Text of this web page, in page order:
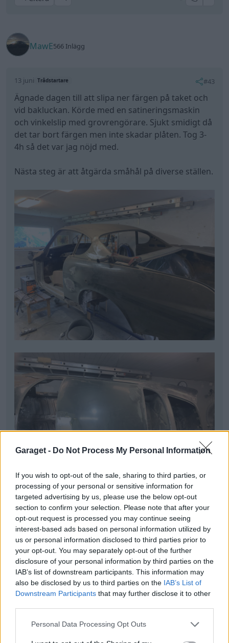
Garaget - Do Not Process My Personal Information
If you wish to opt-out of the sale, sharing to third parties, or
processing of your personal or sensitive information for
targeted advertising by us, please use the below opt-out
section to confirm your selection. Please note that after your
opt-out request is processed you may continue seeing
interest-based ads based on personal information utilized by
us or personal information disclosed to third parties prior to
your opt-out. You may separately opt-out of the further
disclosure of your personal information by third parties on the
IAB’s list of downstream participants. This information may
also be disclosed by us to third parties on the IAB’s List of
Downstream Participants that may further disclose it to other
Personal Data Processing Opt Outs
MawE566 Inlägg
13 juni Trådstartare #43
Ägnade dagen till att slipa ner färgen på taket och
vid bakluckan. Körde med en satineringsmaskin
och vinkelslip med grovrengörare. Sjukt smidigt då
det tar bort färgen men inte skadar plåten. Tog 3-
4h så det var jag nöjd med.
Nästa steg är att åtgärda småhål på diverse ställen.